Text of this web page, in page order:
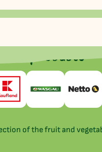
our products
of the fruit and